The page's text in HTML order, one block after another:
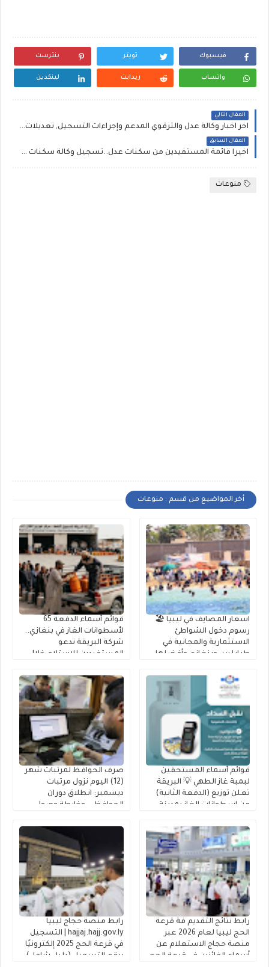
فيسبوك تويتر بنترست
واتساب ريدايت لينكدين
المقال التالي
اخر اخبار وكالة عدل والترقوي المدعم وإجراءات التسجيل, تعديلات وتفاصيل حجز استلام سكنات عدل صيغة البيع بالإيجار 2020 موعد تسديد الشطر الاخير والمقدمات "وزير السكن ناصري"
المقال السابق
اخيراً قائمة المستفيدين من سكنات عدل..تسجيل وكالة سكنات عدل 3 اخبار aadl مكتتبي السكن الترقوي العمومي ..استلام حصة 800 مسكن ..اخر اخبار سكنات عدل مكتتبي سكنات عدل 1 , 2 ,3 inscription aadl dz
منوعات
أخر المواضيع من قسم : منوعات
اسعار المصايف في ليبيا 🏖️
رسوم دخول الشواطئ
الاستثمارية والمجانية في
طرابلس وبنغازي وأفضلها
قوائم أسماء الدفعة 65
لأسطوانات الغاز في بنغازي..
شركة البريقة تدعو
المستفيدين للاستلام خلال
قوائم أسماء المستحقين
لبمبة غاز الطهي 💡 البريقة
تعلن توزيع (الدفعة الثانية)
من إسطوانات الغاز بمدينة
صرف الحوافظ لمرتبات شهر
(12) اليوم نزول مرتبات
ديسمبر: انطلاق دوران
الحوافظ .. وخارطة وصول
(راتبك لحظي)
رابط نتائج التقديم فة قرعة
الحج ليبيا لعام 2026 عبر
منصة حجاج الاستعلام عن
أسماء الفائزين في قرعة الحج
رابط منصة حجاج ليبيا
hajjaj.hajj.gov.ly | التسجيل
في قرعة الحج 2025 إلكترونيًا
برقم التسجيل (دليل شامل)